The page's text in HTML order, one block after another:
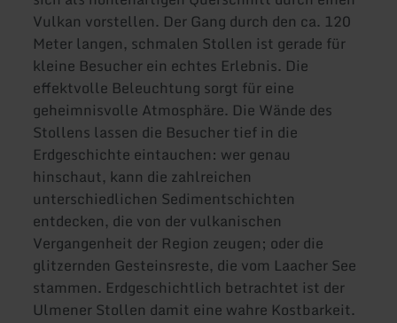
Vulkan vorstellen. Der Gang durch den ca. 120
Meter langen, schmalen Stollen ist gerade für
kleine Besucher ein echtes Erlebnis. Die
effektvolle Beleuchtung sorgt für eine
geheimnisvolle Atmosphäre. Die Wände des
Stollens lassen die Besucher tief in die
Erdgeschichte eintauchen: wer genau
hinschaut, kann die zahlreichen
unterschiedlichen Sedimentschichten
entdecken, die von der vulkanischen
Vergangenheit der Region zeugen; oder die
glitzernden Gesteinsreste, die vom Laacher See
stammen. Erdgeschichtlich betrachtet ist der
Ulmener Stollen damit eine wahre Kostbarkeit.